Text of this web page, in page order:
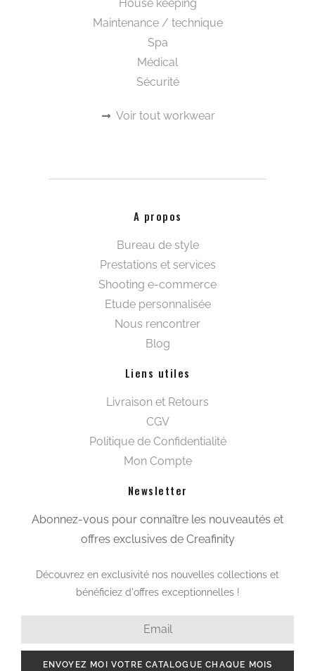
House keeping
Maintenance / technique
Spa
Médical
Sécurité
Voir tout workwear
A propos
Bureau de style
Prestations et services
Shooting e-commerce
Etude personnalisée
Nous rencontrer
Blog
Liens utiles
Livraison et Retours
CGV
Politique de Confidentialité
Mon Compte
Newsletter
Abonnez-vous pour connaître les nouveautés et
offres exclusives de Creafinity
Découvrez en exclusivité nos nouvelles collections et
bénéficiez d'offres exceptionnelles !
ENVOYEZ MOI VOTRE CATALOGUE CHAQUE MOIS